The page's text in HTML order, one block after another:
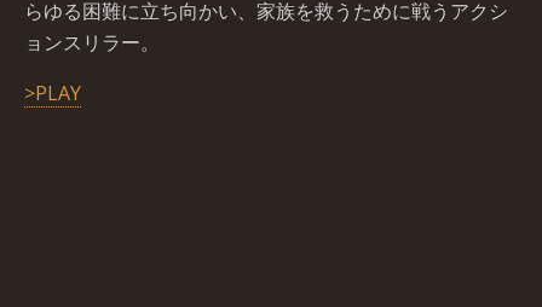
らゆる困難に立ち向かい、家族を救うために戦うアクシ
ョンスリラー。
>PLAY